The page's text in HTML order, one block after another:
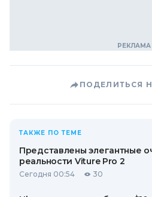
ПОДЕЛИТЬСЯ
ТАКЖЕ ПО ТЕМЕ
Представлены элегантные
реальности Viture Pro 2
Сегодня 00:54 30